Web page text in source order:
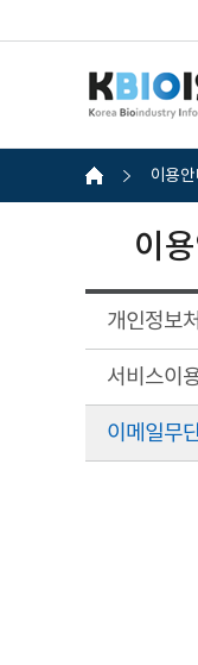
이용안
이
개인정보
서비스이
이메일무